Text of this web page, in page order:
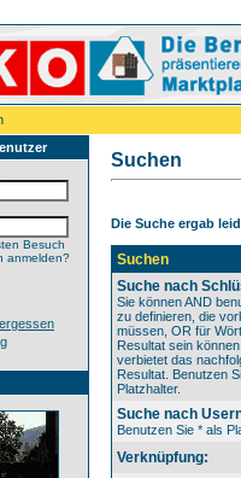
Besuch
anmelden?
Suchen
Die Suche ergab
Suchen
Suche nach
Sie können AND
zu definieren, die
müssen, OR für
Resultat sein
verbietet das
Resultat. Benutzen
Platzhalter.
Suche nach
Benutzen Sie * als
Verknüpfung: